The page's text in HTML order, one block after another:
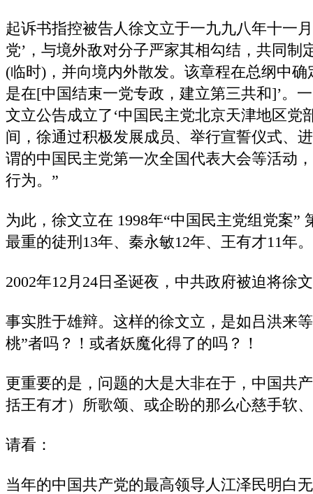
起诉书指控被告人徐文立于一九九八年十一
党’，与境外敌对分子严家其相勾结，共同制
(临时)，并向境内外散发。该章程在总纲中确
是在[中国结束一党专政，建立第三共和]’。
文立公告成立了‘中国民主党北京天津地区党
间，徐通过积极发展成员、举行宣誓仪式、
谓的中国民主党第一次全国代表大会等活动
行为。”
为此，徐文立在 1998年“中国民主党组党案”
最重的徒刑13年、秦永敏12年、王有才11年。
2002年12月24日圣诞夜，中共政府被迫将徐
事实胜于雄辩。这样的徐文立，是如吕洪来
桃”者吗？！或者妖魔化得了的吗？！
更重要的是，问题的大是大非在于，中国共
括王有才）所歌颂、或企盼的那么心慈手软
请看：
当年的中国共产党的最高领导人江泽民明白